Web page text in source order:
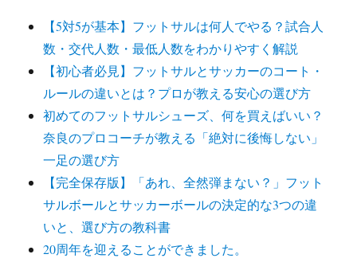
【5対5が基本】フットサルは何人でやる？試合人
数・交代人数・最低人数をわかりやすく解説
【初心者必見】フットサルとサッカーのコート・
ルールの違いとは？プロが教える安心の選び方
初めてのフットサルシューズ、何を買えばいい？
奈良のプロコーチが教える「絶対に後悔しない」
一足の選び方
【完全保存版】「あれ、全然弾まない？」フット
サルボールとサッカーボールの決定的な3つの違
いと、選び方の教科書
20周年を迎えることができました。